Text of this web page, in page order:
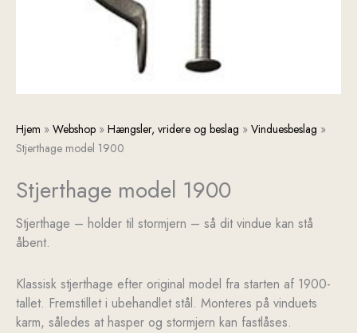
Hjem » Webshop » Hængsler, vridere og beslag » Vinduesbeslag »
Stjerthage model 1900
Stjerthage model 1900
Stjerthage – holder til stormjern – så dit vindue kan stå
åbent.
Klassisk stjerthage efter original model fra starten af 1900-
tallet. Fremstillet i ubehandlet stål. Monteres på vinduets
karm, således at hasper og stormjern kan fastlåses.
Stjerthage
model
antal